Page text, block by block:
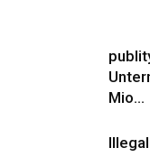
Mio...